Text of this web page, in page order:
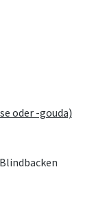
oder -gouda)